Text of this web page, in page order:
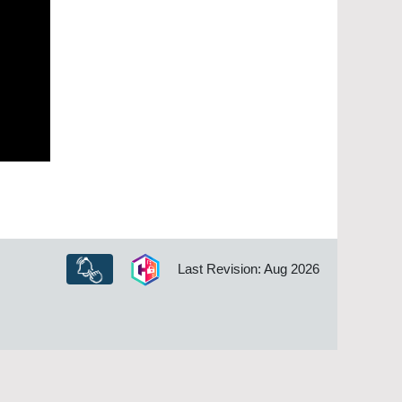
Last Revision: Aug 2026